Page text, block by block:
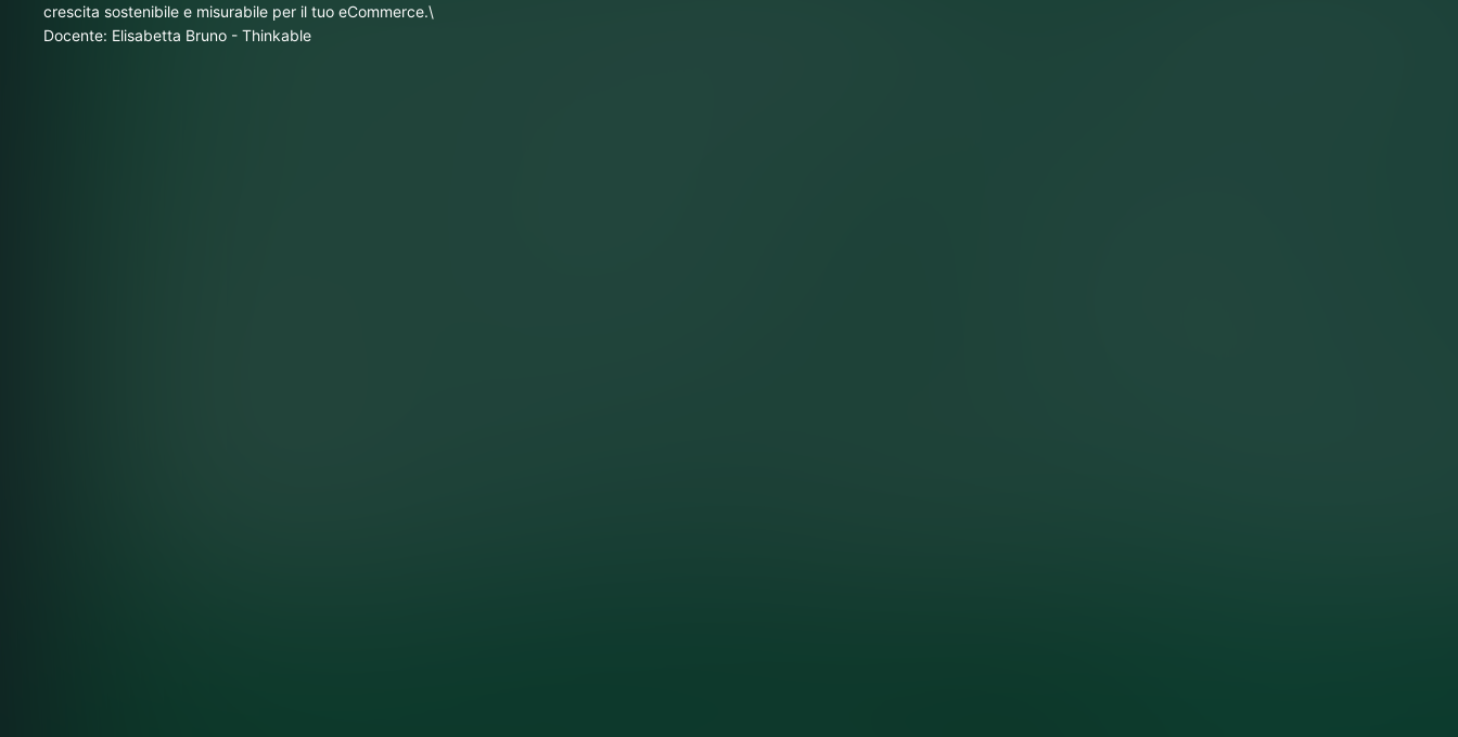
crescita sostenibile e misurabile per il tuo eCommerce.\
Docente: Elisabetta Bruno - Thinkable